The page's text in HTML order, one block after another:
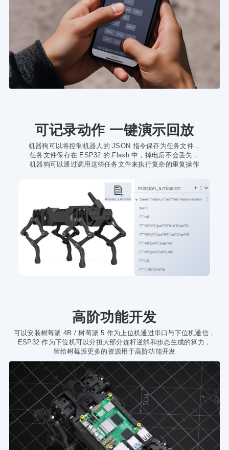
可记录动作 一键演示回放
机器狗可以将控制机器人的 JSON 指令保存为任务文件，
任务文件保存在 ESP32 的 Flash 中，掉电后不会丢失，
机器狗可以通过调用这些任务文件来执行复杂的重复操作
高阶功能开发
可以安装树莓派 4B / 树莓派 5 作为上位机通过串口与下位机通信，
ESP32 作为下位机可以分担大部分连杆逆解和步态生成的算力，
留给树莓派更多的资源用于高阶功能开发